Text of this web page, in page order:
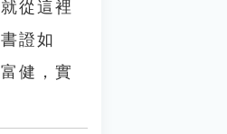
從這裡
證如
健，實